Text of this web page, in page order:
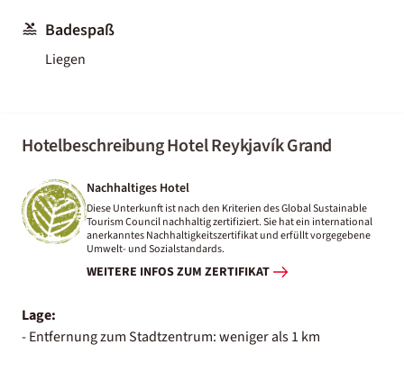
Badespaß
Liegen
Hotelbeschreibung Hotel Reykjavík Grand
Nachhaltiges Hotel
Diese Unterkunft ist nach den Kriterien des Global Sustainable
Tourism Council nachhaltig zertifiziert. Sie hat ein international
anerkanntes Nachhaltigkeitszertifikat und erfüllt vorgegebene
Umwelt- und Sozialstandards.
WEITERE INFOS ZUM ZERTIFIKAT
Lage:
- Entfernung zum Stadtzentrum: weniger als 1 km